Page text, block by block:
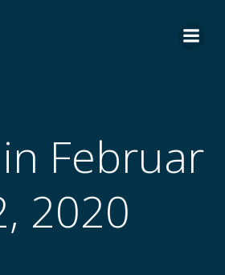
Februar
2020